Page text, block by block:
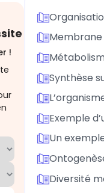
!
Synthèse
Exemple
Un
Diversité